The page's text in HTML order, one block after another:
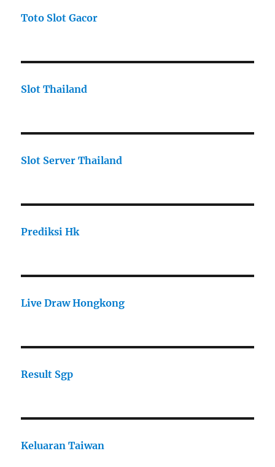
Toto Slot Gacor
Slot Thailand
Slot Server Thailand
Prediksi Hk
Live Draw Hongkong
Result Sgp
Keluaran Taiwan